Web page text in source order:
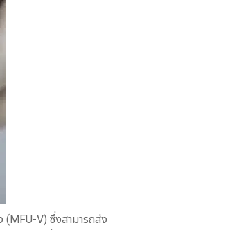
(MFU-V) ซึ่งสามารถส่ง